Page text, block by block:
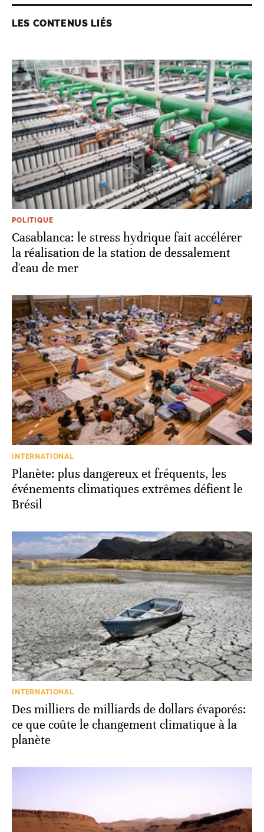
LES CONTENUS LIÉS
POLITIQUE
Casablanca: le stress hydrique fait accélérer
la réalisation de la station de dessalement
d'eau de mer
INTERNATIONAL
Planète: plus dangereux et fréquents, les
événements climatiques extrêmes défient le
Brésil
INTERNATIONAL
Des milliers de milliards de dollars évaporés:
ce que coûte le changement climatique à la
planète